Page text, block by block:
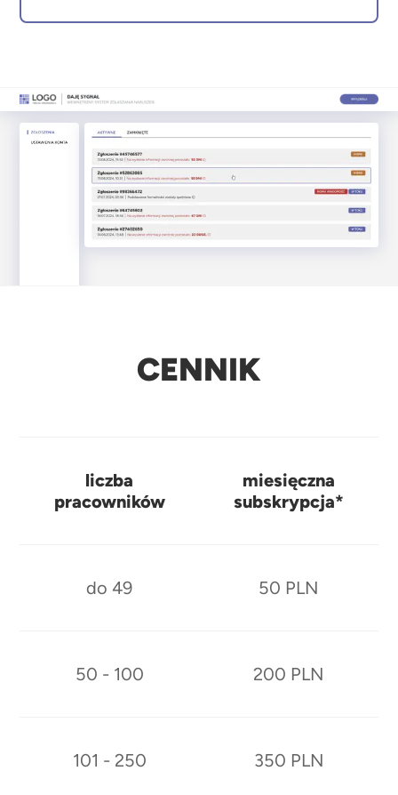
CENNIK
liczba
pracowników
do 49
50 - 100
101 - 250
miesięczna
subskrypcja*
50 PLN
200 PLN
350 PLN